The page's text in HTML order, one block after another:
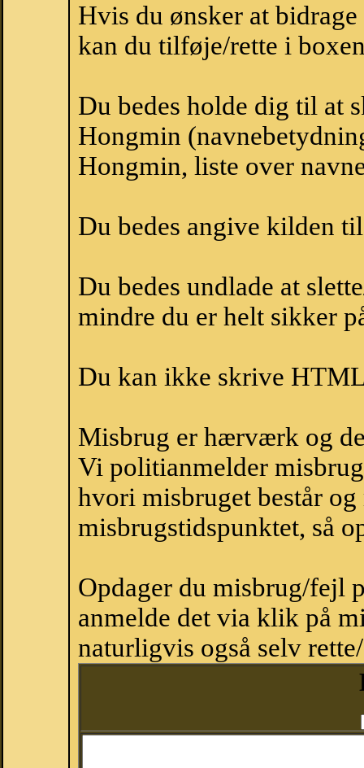
Hvis du ønsker at
kan du tilføje/rette i
Du bedes holde dig til at
Hongmin
Hongmin, liste over
Du bedes angive kilden
Du bedes undlade at
mindre du er helt sikker
Du kan ikke skrive
Misbrug er hærværk og
Vi politianmelder
hvori misbruget består
misbrugstidspunktet, så
Opdager du misbrug/fejl
anmelde det via klik på
naturligvis også selv